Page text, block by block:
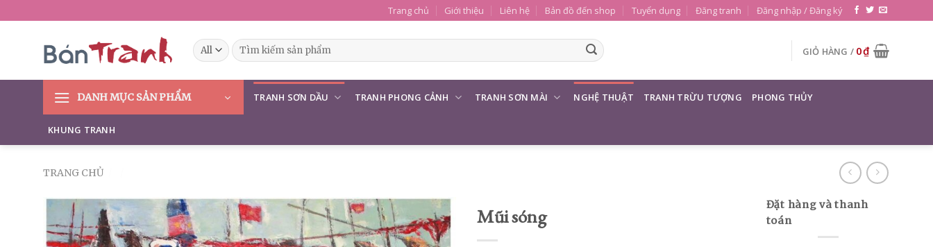
to
Trang chủ Giới thiệu Liên hệ Bản đồ đến shop Tuyển dụng Đăng tranh Đăng nhập / Đăng ký
Tìm
kiếm:
GIỎ HÀNG / 0₫
DANH MỤC SẢN PHẨM TRANH SƠN DẦU TRANH PHONG CẢNH TRANH SƠN MÀI NGHỆ THUẬT TRANH TRỪU TƯỢNG PHONG THỦY
KHUNG TRANH
TRANG CHỦ
Mũi sóng
Đặt hàng và thanh
toán